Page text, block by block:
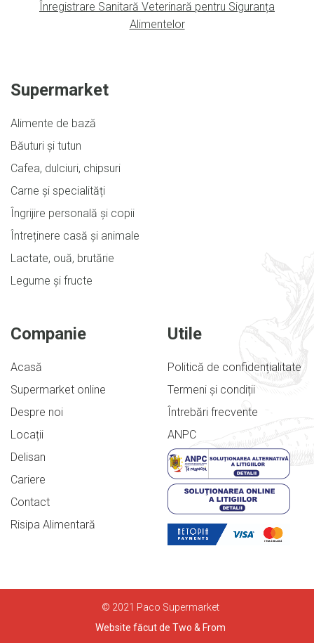
Înregistrare Sanitară Veterinară pentru Siguranța
Alimentelor
Supermarket
Alimente de bază
Băuturi și tutun
Cafea, dulciuri, chipsuri
Carne și specialități
Îngrijire personală și copii
Întreținere casă și animale
Lactate, ouă, brutărie
Legume și fructe
Companie
Acasă
Supermarket online
Despre noi
Locații
Delisan
Cariere
Contact
Risipa Alimentară
Utile
Politică de confidențialitate
Termeni și condiții
Întrebări frecvente
ANPC
© 2021 Paco Supermarket
Website făcut de Two & From